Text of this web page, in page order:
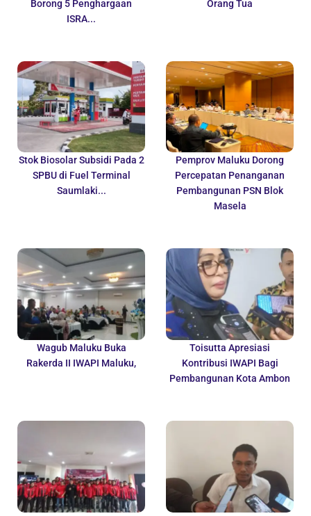
Borong 5 Penghargaan
ISRA...
Orang Tua
Stok Biosolar Subsidi Pada 2
SPBU di Fuel Terminal
Saumlaki...
Pemprov Maluku Dorong
Percepatan Penanganan
Pembangunan PSN Blok
Masela
Wagub Maluku Buka
Rakerda II IWAPI Maluku,
Toisutta Apresiasi
Kontribusi IWAPI Bagi
Pembangunan Kota Ambon